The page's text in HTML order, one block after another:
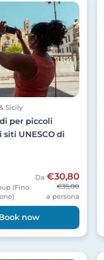
Sicily
per piccoli
UNESCO di
(Fino
Da €30,80
€35,00
a persona
now